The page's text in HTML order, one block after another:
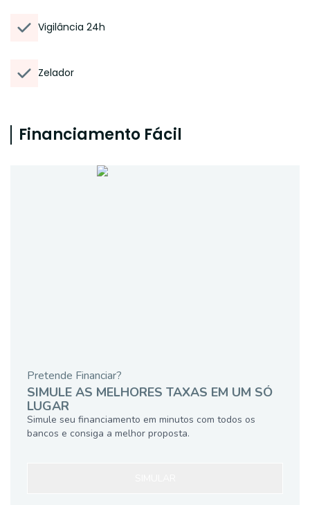
Vigilância 24h
Zelador
Financiamento Fácil
Pretende Financiar?
SIMULE AS MELHORES TAXAS EM UM SÓ
LUGAR
Simule seu financiamento em minutos com todos os
bancos e consiga a melhor proposta.